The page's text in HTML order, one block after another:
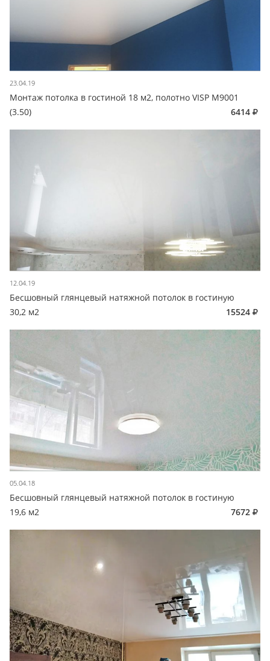
23.04.19
Монтаж потолка в гостиной 18 м2, полотно VISP M9001
(3.50)
6414
12.04.19
Бесшовный глянцевый натяжной потолок в гостиную
30,2 м2
15524
05.04.18
Бесшовный глянцевый натяжной потолок в гостиную
19,6 м2
7672